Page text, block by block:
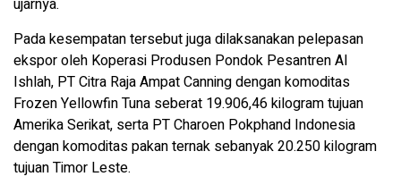
ujarnya.
Pada kesempatan tersebut juga dilaksanakan pelepasan
ekspor oleh Koperasi Produsen Pondok Pesantren Al
Ishlah, PT Citra Raja Ampat Canning dengan komoditas
Frozen Yellowfin Tuna seberat 19.906,46 kilogram tujuan
Amerika Serikat, serta PT Charoen Pokphand Indonesia
dengan komoditas pakan ternak sebanyak 20.250 kilogram
tujuan Timor Leste.